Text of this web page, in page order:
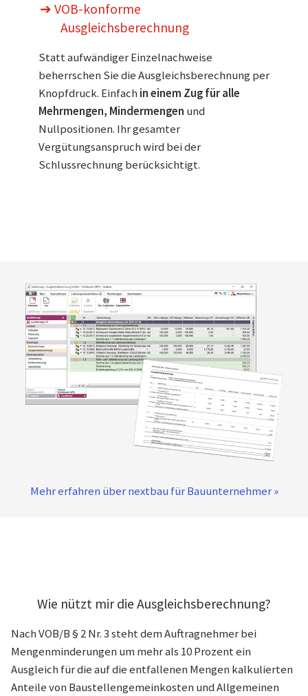
➔ VOB-konforme
Ausgleichsberechnung
Statt aufwändiger Einzelnachweise
beherrschen Sie die Ausgleichsberechnung per
Knopfdruck. Einfach in einem Zug für alle
Mehrmengen, Mindermengen und
Nullpositionen. Ihr gesamter
Vergütungsanspruch wird bei der
Schlussrechnung berücksichtigt.
Mehr erfahren über nextbau für Bauunternehmer »
Wie nützt mir die Ausgleichsberechnung?
Nach VOB/B § 2 Nr. 3 steht dem Auftragnehmer bei
Mengenminderungen um mehr als 10 Prozent ein
Ausgleich für die auf die entfallenen Mengen kalkulierten
Anteile von Baustellengemeinkosten und Allgemeinen